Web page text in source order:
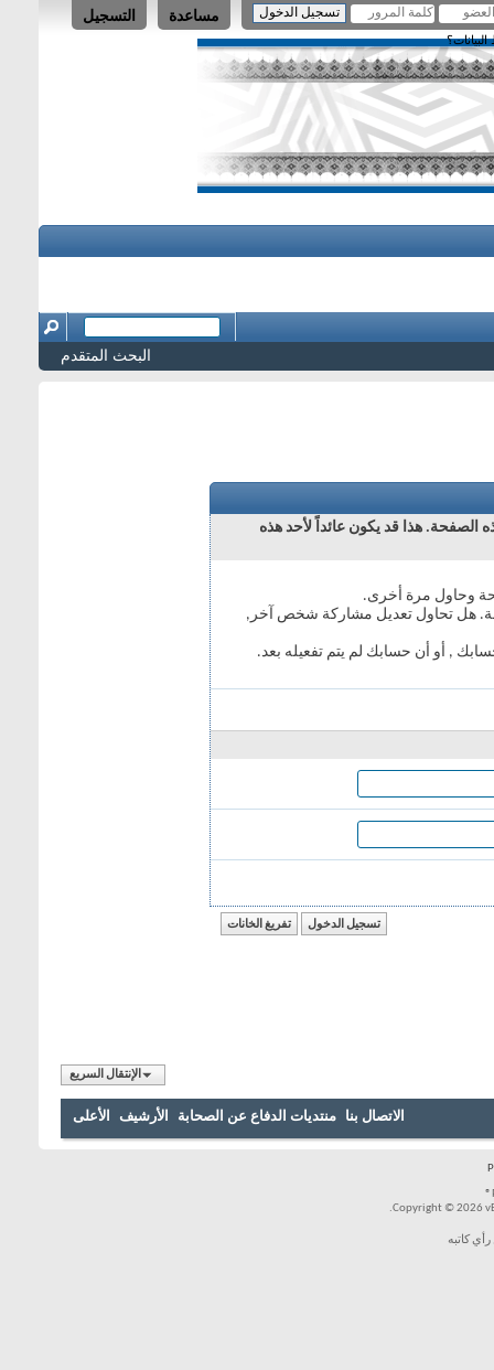
التسجيل مساعدة
البحث المتقدم
الصفحة. هذا قد يكون عائداً لأحد هذه
وحاول مرة أخرى.
هل تحاول تعديل مشاركة شخص آخر,
, أو أن حسابك لم يتم تفعيله بعد.
الإنتقال السريع
الاتصال بنا منتديات الدفاع عن الصحابة الأرشيف الأعلى
Copyright © 2026
كاتبه